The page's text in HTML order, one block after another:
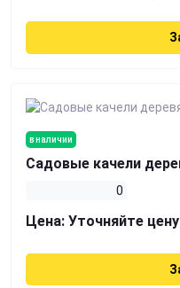
в наличии
Садовые качели
0
Цена: Уточняйте цену